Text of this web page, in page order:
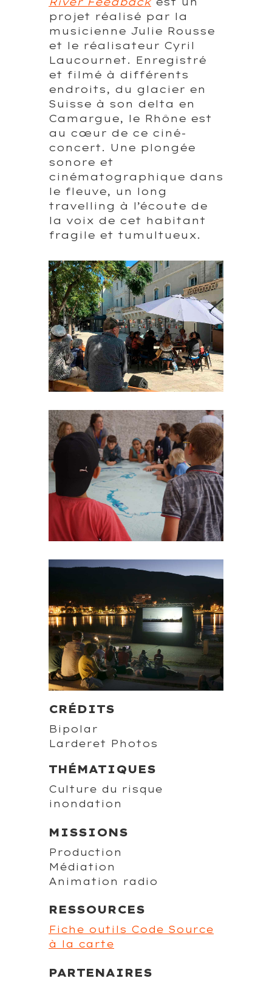
projet réalisé par la
musicienne Julie Rousse
et le réalisateur Cyril
Laucournet. Enregistré
et filmé à différents
endroits, du glacier en
Suisse à son delta en
Camargue, le Rhône est
au cœur de ce ciné-
concert. Une plongée
sonore et
cinématographique dans
le fleuve, un long
travelling à l’écoute de
la voix de cet habitant
fragile et tumultueux.
CRÉDITS
Bipolar
Larderet Photos
THÉMATIQUES
Culture du risque
inondation
MISSIONS
Production
Médiation
Animation radio
RESSOURCES
Fiche outils Code Source
à la carte
PARTENAIRES